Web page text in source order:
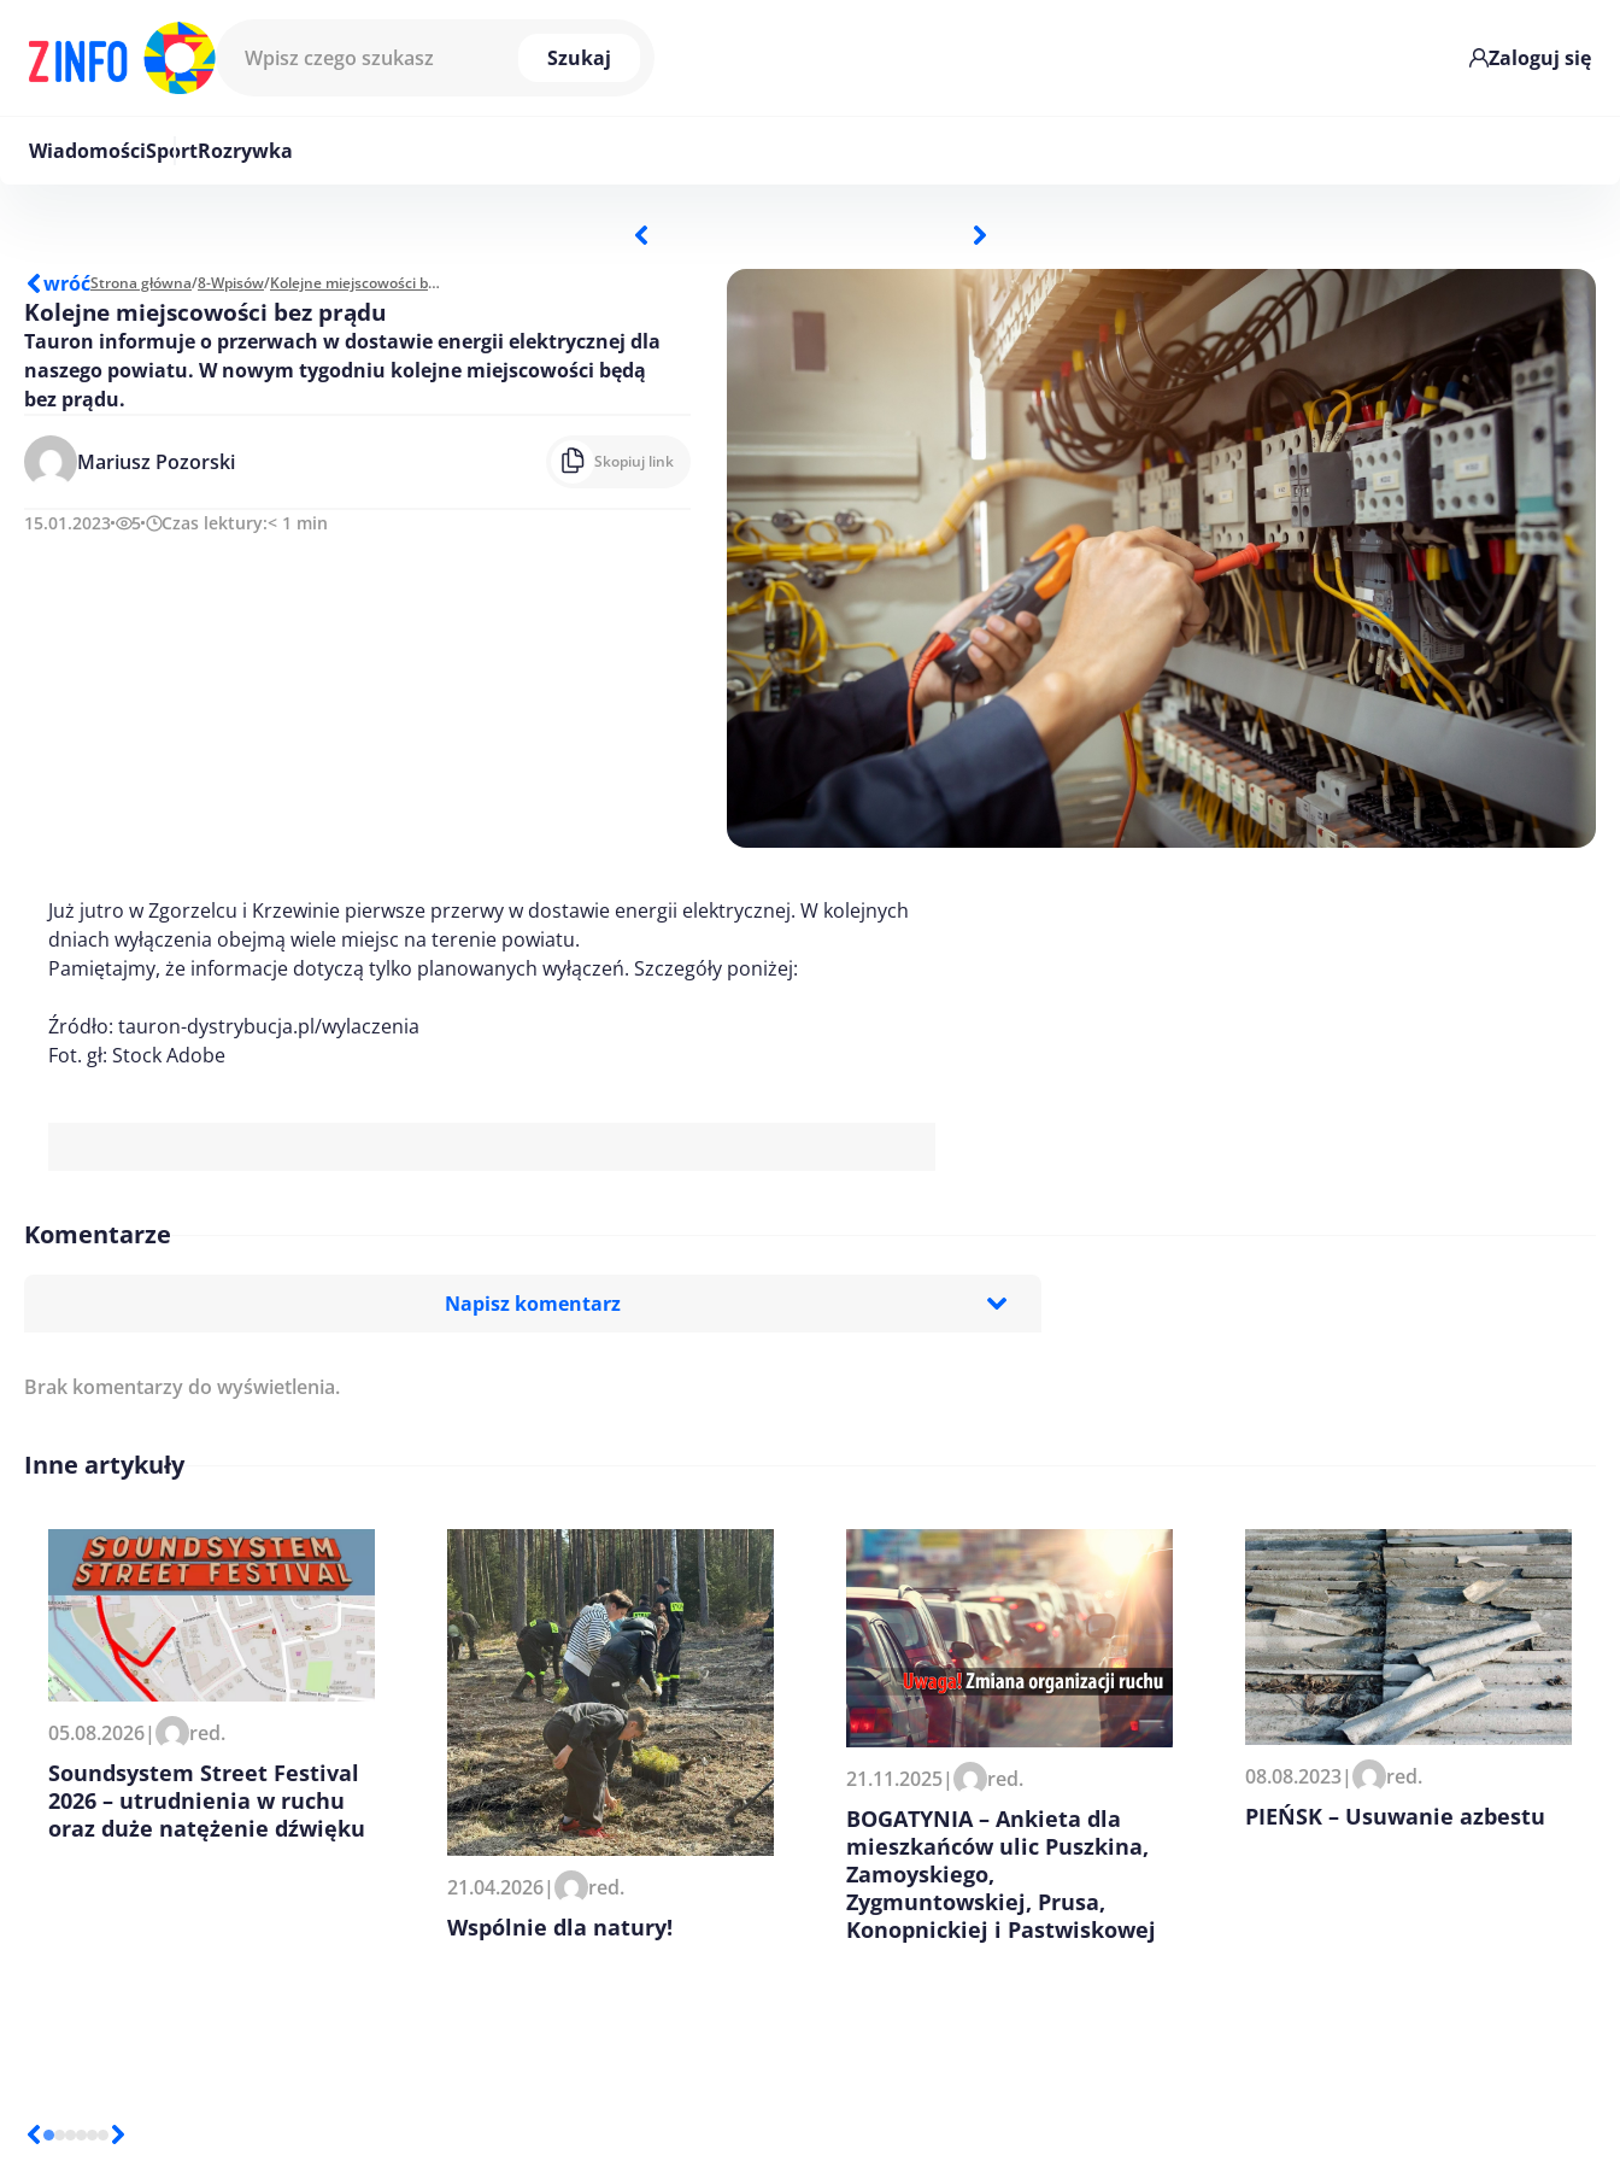
Szukaj
Zaloguj się
WiadomościSportRozrywka
wróćStrona główna/8-Wpisów/ Kolejne miejscowości bez prądu
Kolejne miejscowości bez prądu
Tauron informuje o przerwach w dostawie energii elektrycznej dla
naszego powiatu. W nowym tygodniu kolejne miejscowości będą
bez prądu.
Mariusz Pozorski Skopiuj link
15.01.2023 5 Czas lektury:< 1 min
Już jutro w Zgorzelcu i Krzewinie pierwsze przerwy w dostawie energii elektrycznej. W kolejnych
dniach wyłączenia obejmą wiele miejsc na terenie powiatu.
Pamiętajmy, że informacje dotyczą tylko planowanych wyłączeń. Szczegóły poniżej:
Źródło: tauron-dystrybucja.pl/wylaczenia
Fot. gł: Stock Adobe
Komentarze
Napisz komentarz
Imię/ Nick*
Zapamiętaj moje dane w tej przeglądarce podczas pisania
kolejnych komentarzy.
Brak komentarzy do wyświetlenia.
Inne artykuły
05.08.2026| red.
Soundsystem Street Festival
2026 – utrudnienia w ruchu
oraz duże natężenie dźwięku
21.04.2026| red.
Wspólnie dla natury!
21.11.2025| red.
BOGATYNIA – Ankieta dla
mieszkańców ulic Puszkina,
Zamoyskiego,
Zygmuntowskiej, Prusa,
Konopnickiej i Pastwiskowej
08.08.2023| red.
PIEŃSK – Usuwanie azbestu